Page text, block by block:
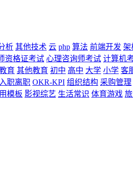
析 其他技术 云 php 算法 前端开发 架
资格证考试 心理咨询师考试 计算机
育 其他教育 初中 高中 大学 小学 客
入职离职 OKR-KPI 组织结构 采购管理
模板 影视综艺 生活常识 体育游戏